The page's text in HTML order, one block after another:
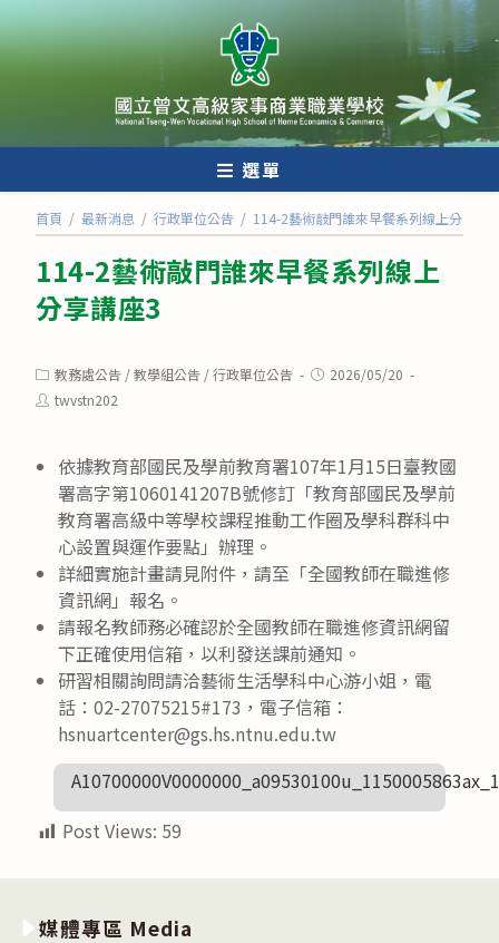
跳
轉
至
內
選單
首頁 / 最新消息 / 行政單位公告 / 114-2藝術敲門誰來早餐系列線上分享講
114-2藝術敲門誰來早餐系列線上
分享講座3
Post
category:
教務處公告 /教學組公告 /行政單位公告
Post2026/05/20
Posttwvstn202
依據教育部國民及學前教育署107年1月15日臺教國
署高字第1060141207B號修訂「教育部國民及學前
教育署高級中等學校課程推動工作圈及學科群科中
心設置與運作要點」辦理。
詳細實施計畫請見附件，請至「全國教師在職進修
資訊網」報名。
請報名教師務必確認於全國教師在職進修資訊網留
下正確使用信箱，以利發送課前通知。
研習相關詢問請洽藝術生活學科中心游小姐，電
話：02-27075215#173，電子信箱：
hsnuartcenter@gs.hs.ntnu.edu.tw
A10700000V0000000_a09530100u_1150005863ax_1
Post Views: 59
媒體專區 Media